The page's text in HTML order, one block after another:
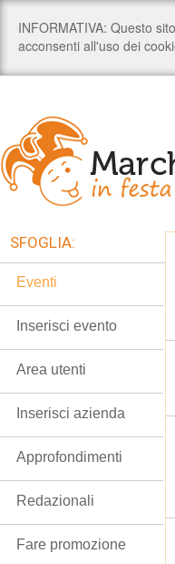
SFOGLIA:
Eventi
Inserisci evento
Area utenti
Inserisci azienda
Approfondimenti
Redazionali
Fare promozione